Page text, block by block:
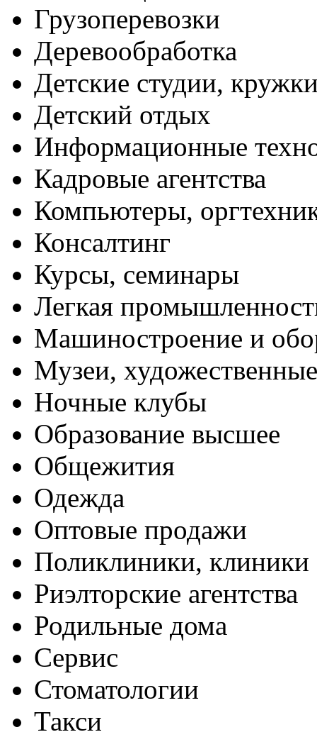
Грузоперевозки
Деревообработка
Детские студии,
Детский отдых
Информационные
Кадровые агентства
Компьютеры,
Консалтинг
Курсы, семинары
Легкая
Машиностроение и
Музеи,
Ночные клубы
Образование высшее
Общежития
Одежда
Оптовые продажи
Поликлиники, клиники
Риэлторские агентства
Родильные дома
Сервис
Стоматологии
Такси